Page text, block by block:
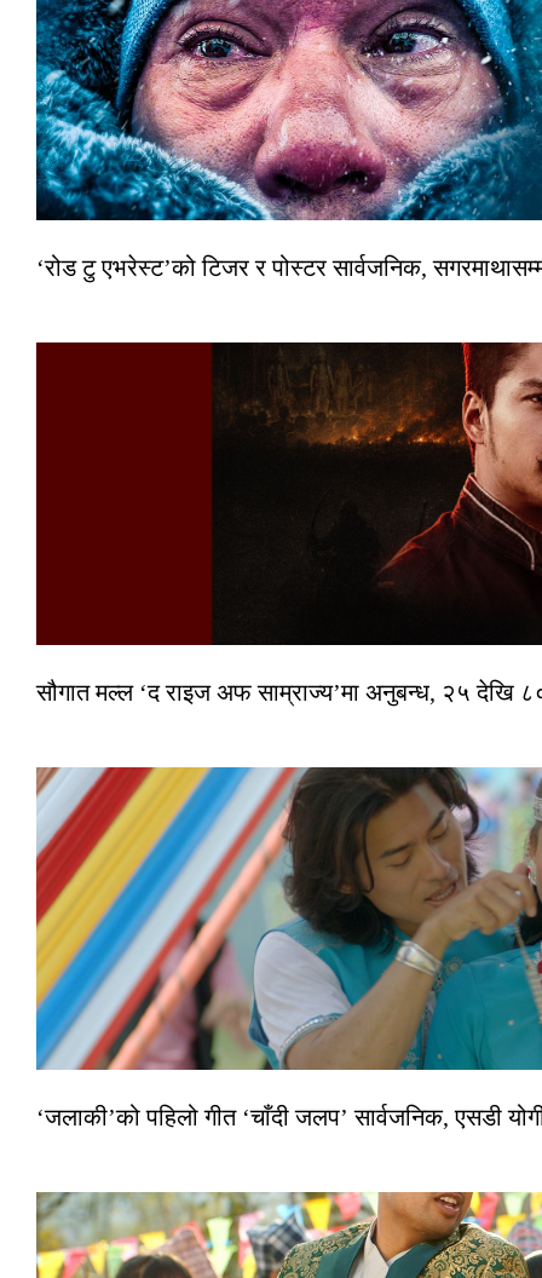
‘रोड टु एभरेस्ट’को टिजर र पोस्टर सार्वजनिक,
सौगात मल्ल ‘द राइज अफ साम्राज्य’मा अनुबन्ध, २५ देखि
‘जलाकी’को पहिलो गीत ‘चाँदी जलप’ सार्वजनिक, एसडी